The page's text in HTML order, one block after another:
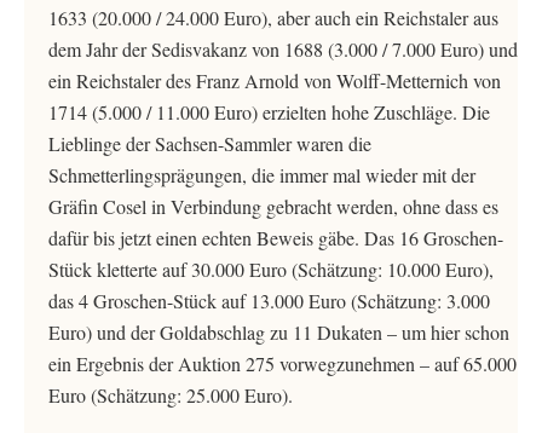
1633 (20.000 / 24.000 Euro), aber auch ein Reichstaler aus
dem Jahr der Sedisvakanz von 1688 (3.000 / 7.000 Euro) und
ein Reichstaler des Franz Arnold von Wolff-Metternich von
1714 (5.000 / 11.000 Euro) erzielten hohe Zuschläge. Die
Lieblinge der Sachsen-Sammler waren die
Schmetterlingsprägungen, die immer mal wieder mit der
Gräfin Cosel in Verbindung gebracht werden, ohne dass es
dafür bis jetzt einen echten Beweis gäbe. Das 16 Groschen-
Stück kletterte auf 30.000 Euro (Schätzung: 10.000 Euro),
das 4 Groschen-Stück auf 13.000 Euro (Schätzung: 3.000
Euro) und der Goldabschlag zu 11 Dukaten – um hier schon
ein Ergebnis der Auktion 275 vorwegzunehmen – auf 65.000
Euro (Schätzung: 25.000 Euro).